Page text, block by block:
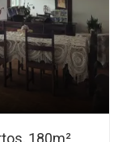
180m²